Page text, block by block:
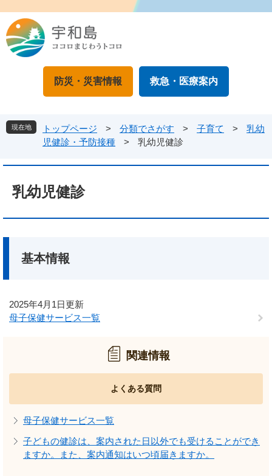
ジ
の
ュ
ー
本
文
防災・災害情報 救急・医療案内
現在地 トップページ > 分類でさがす > 子育て >
乳幼
児健診・予防接種
> 乳幼児健診
乳幼児健診
基本情報
2025年4月1日更新
母子保健サービス一覧
関連情報
よくある質問
母子保健サービス一覧
子どもの健診は、案内された日以外でも受けることができ
ますか。また、案内通知はいつ頃届きますか。